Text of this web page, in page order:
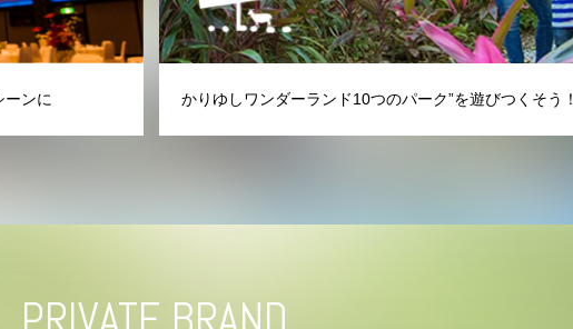
ンに かりゆしワンダーランド10つのパーク”を遊びつくそう！